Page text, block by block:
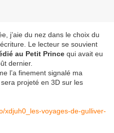
du nez dans le choix du
Le lecteur se souvient
au Petit Prince qui avait eu
dernier.
finement signalé ma
sera projeté en 3D sur les
xdjuh0_les-voyages-de-gulliver-